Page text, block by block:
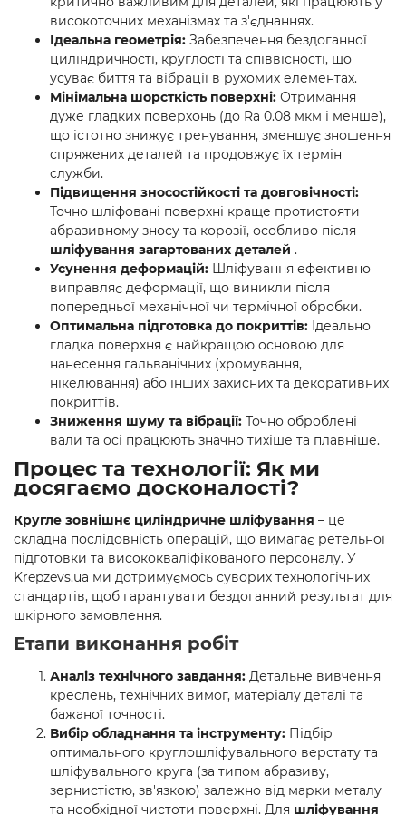
високоточних механізмах та з'єднаннях.
Ідеальна геометрія: Забезпечення бездоганної
циліндричності, круглості та співвісності, що
усуває биття та вібрації в рухомих елементах.
Мінімальна шорсткість поверхні: Отримання
дуже гладких поверхонь (до Ra 0.08 мкм і менше),
що істотно знижує тренування, зменшує зношення
спряжених деталей та продовжує їх термін
служби.
Підвищення зносостійкості та довговічності:
Точно шліфовані поверхні краще протистояти
абразивному зносу та корозії, особливо після
шліфування загартованих деталей .
Усунення деформацій: Шліфування ефективно
виправляє деформації, що виникли після
попередньої механічної чи термічної обробки.
Оптимальна підготовка до покриттів: Ідеально
гладка поверхня є найкращою основою для
нанесення гальванічних (хромування,
нікелювання) або інших захисних та декоративних
покриттів.
Зниження шуму та вібрації: Точно оброблені
вали та осі працюють значно тихіше та плавніше.
Процес та технології: Як ми
досягаємо досконалості?
Кругле зовнішнє циліндричне шліфування – це
складна послідовність операцій, що вимагає ретельної
підготовки та висококваліфікованого персоналу. У
Krepzevs.ua ми дотримуємось суворих технологічних
стандартів, щоб гарантувати бездоганний результат для
шкірного замовлення.
Етапи виконання робіт
Аналіз технічного завдання: Детальне вивчення
креслень, технічних вимог, матеріалу деталі та
бажаної точності.
Вибір обладнання та інструменту: Підбір
оптимального круглошліфувального верстату та
шліфувального круга (за типом абразиву,
зернистістю, зв'язкою) залежно від марки металу
та необхідної чистоти поверхні. Для шліфування